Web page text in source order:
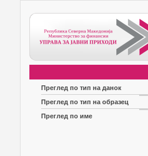
Преглед по тип на данок
Преглед по тип на образец
Преглед по име